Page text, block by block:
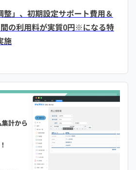
整」、初期設定サポート費用＆
の利用料が実質0円※になる特
施